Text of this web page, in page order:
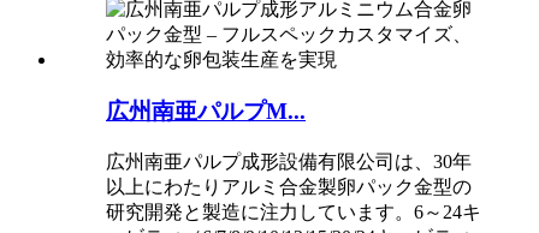
広州南亜パルプM...
広州南亜パルプ成形設備有限公司は、30年
以上にわたりアルミ合金製卵パック金型の
研究開発と製造に注力しています。6～24キ